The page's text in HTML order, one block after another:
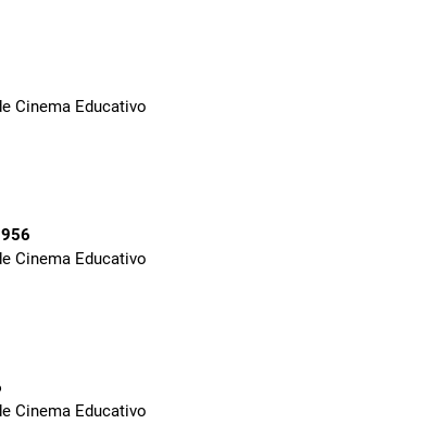
Cinema Educativo
Cinema Educativo
Cinema Educativo